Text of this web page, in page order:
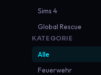
Sims 4
Global Rescue
KATEGORIE
Alle
Feuerwehr